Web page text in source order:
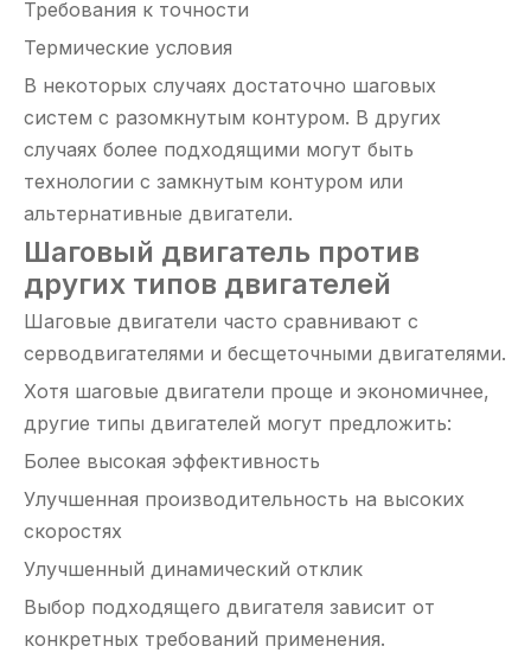
Требования к точности
Термические условия
В некоторых случаях достаточно шаговых
систем с разомкнутым контуром. В других
случаях более подходящими могут быть
технологии с замкнутым контуром или
альтернативные двигатели.
Шаговый двигатель против
других типов двигателей
Шаговые двигатели часто сравнивают с
серводвигателями и бесщеточными двигателями.
Хотя шаговые двигатели проще и экономичнее,
другие типы двигателей могут предложить:
Более высокая эффективность
Улучшенная производительность на высоких
скоростях
Улучшенный динамический отклик
Выбор подходящего двигателя зависит от
конкретных требований применения.